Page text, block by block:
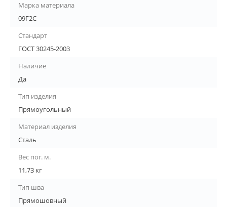
Марка материала
09Г2С
Стандарт
ГОСТ 30245-2003
Наличие
Да
Тип изделия
Прямоугольный
Материал изделия
Сталь
Вес пог. м.
11,73 кг
Тип шва
Прямошовный